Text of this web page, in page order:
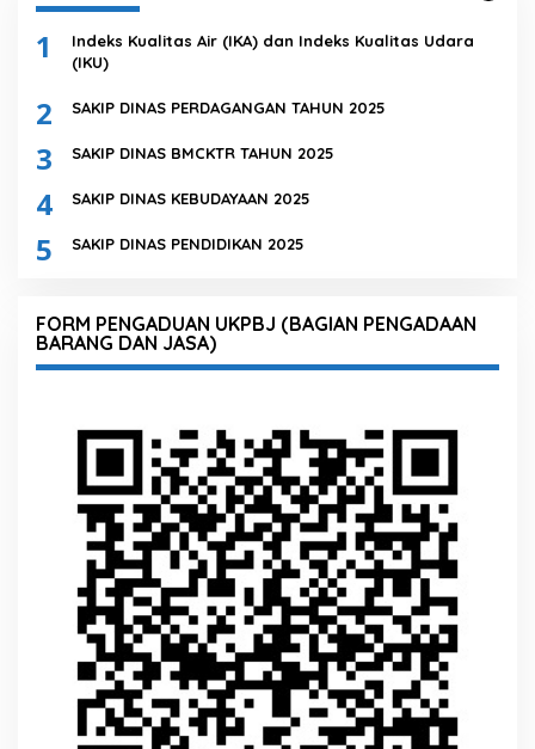
1
Indeks Kualitas Air (IKA) dan Indeks Kualitas Udara
(IKU)
2 SAKIP DINAS PERDAGANGAN TAHUN 2025
3 SAKIP DINAS BMCKTR TAHUN 2025
4 SAKIP DINAS KEBUDAYAAN 2025
5 SAKIP DINAS PENDIDIKAN 2025
FORM PENGADUAN UKPBJ (BAGIAN PENGADAAN
BARANG DAN JASA)